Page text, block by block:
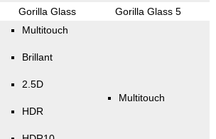
Gorilla Glass Gorilla Glass 5
Multitouch
Brillant
2.5D
HDR
Multitouch